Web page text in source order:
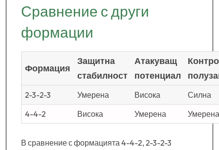
Сравнение с други
формации
Формация
Защитна
стабилност
Атакуващ
потенциал
2-3-2-3 Умерена Висока
Силна
4-4-2
Висока Умерена Умерена
В сравнение с формацията 4-4-2, 2-3-2-3